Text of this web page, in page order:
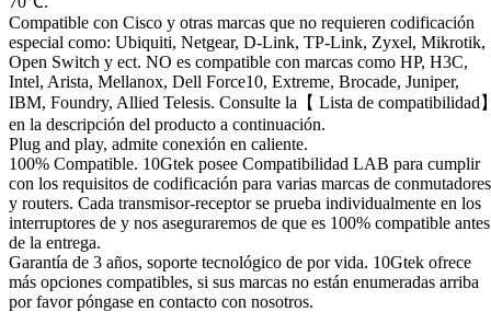
Compatible con Cisco y otras marcas que no requieren codificación
especial como: Ubiquiti, Netgear, D-Link, TP-Link, Zyxel, Mikrotik,
Open Switch y ect. NO es compatible con marcas como HP, H3C,
Intel, Arista, Mellanox, Dell Force10, Extreme, Brocade, Juniper,
IBM, Foundry, Allied Telesis. Consulte la【 Lista de compatibilidad
en la descripción del producto a continuación.
Plug and play, admite conexión en caliente.
100% Compatible. 10Gtek posee Compatibilidad LAB para cumplir
con los requisitos de codificación para varias marcas de conmutadores
y routers. Cada transmisor-receptor se prueba individualmente en los
interruptores de y nos aseguraremos de que es 100% compatible antes
de la entrega.
Garantía de 3 años, soporte tecnológico de por vida. 10Gtek ofrece
más opciones compatibles, si sus marcas no están enumeradas arriba
por favor póngase en contacto con nosotros.